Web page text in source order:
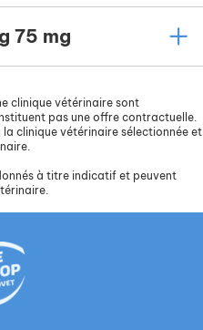
75 mg
clinique vétérinaire sont
pas une offre contractuelle.
clinique vétérinaire sélectionnée et
à titre indicatif et peuvent